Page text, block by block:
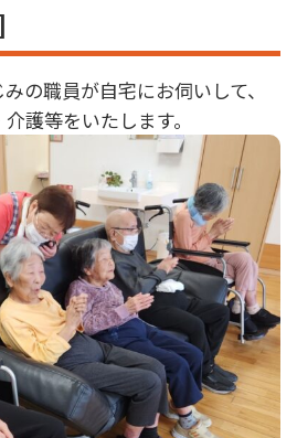
の職員が自宅にお伺いして、
護等をいたします。